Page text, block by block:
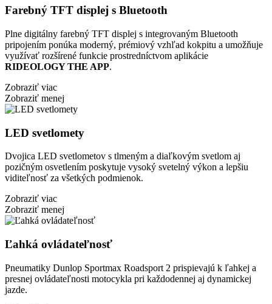
Farebný TFT displej s Bluetooth
Plne digitálny farebný TFT displej s integrovaným Bluetooth
pripojením ponúka moderný, prémiový vzhľad kokpitu a umožňuje
využívať rozšírené funkcie prostredníctvom aplikácie
RIDEOLOGY THE APP.
Zobraziť viac
Zobraziť menej
LED svetlomety
Dvojica LED svetlometov s tlmeným a diaľkovým svetlom aj
pozičným osvetlením poskytuje vysoký svetelný výkon a lepšiu
viditeľnosť za všetkých podmienok.
Zobraziť viac
Zobraziť menej
Ľahká ovládateľnosť
Pneumatiky Dunlop Sportmax Roadsport 2 prispievajú k ľahkej a
presnej ovládateľnosti motocykla pri každodennej aj dynamickej
jazde.